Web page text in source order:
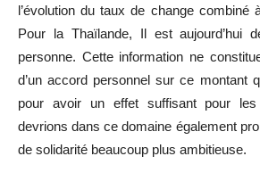
l’évolution du taux de change combiné
Pour la Thaïlande, Il est aujourd’hui
personne. Cette information ne
d’un accord personnel sur ce montant
pour avoir un effet suffisant pour les
devrions dans ce domaine également
de solidarité beaucoup plus ambitieuse.